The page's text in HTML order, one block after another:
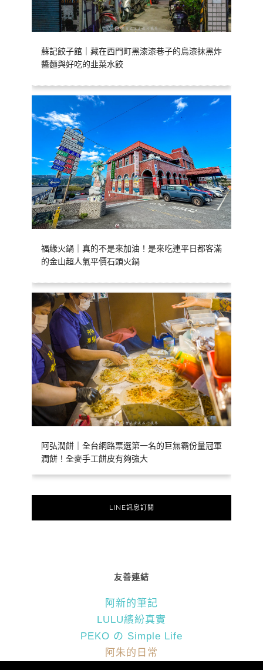
蘇記餃子館｜藏在西門町黑漆漆巷子的烏漆抹黑炸
醬麵與好吃的韭菜水餃
福緣火鍋｜真的不是來加油！是來吃連平日都客滿
的金山超人氣平價石頭火鍋
阿弘潤餅｜全台網路票選第一名的巨無霸份量冠軍
潤餅！全麥手工餅皮有夠強大
LINE訊息訂閱
友善連結
阿新的筆記
LULU繽紛真實
PEKO の Simple Life
阿朱的日常